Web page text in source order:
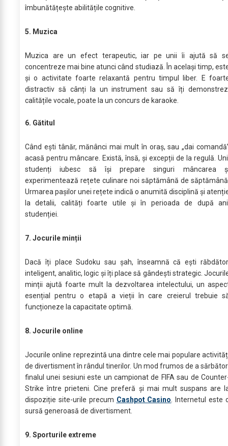
îmbunătățește abilitățile cognitive.
5. Muzica
Muzica are un efect terapeutic, iar pe unii îi ajută să
concentreze mai bine atunci când studiază. În același timp,
și o activitate foarte relaxantă pentru timpul liber. E
distractiv să cânți la un instrument sau să îți
calitățile vocale, poate la un concurs de karaoke.
6. Gătitul
Când ești tânăr, mănânci mai mult în oraș, sau „dai
acasă pentru mâncare. Există, însă, și excepții de la regulă.
studenți iubesc să își prepare singuri mâncarea
experimentează rețete culinare noi săptămână de
Urmarea pașilor unei rețete indică o anumită disciplină și
la detalii, calități foarte utile și în perioada de după
studenției.
7. Jocurile minții
Dacă îți place Sudoku sau șah, înseamnă că ești
inteligent, analitic, logic și îți place să gândești strategic.
minții ajută foarte mult la dezvoltarea intelectului, un
esențial pentru o etapă a vieții în care creierul trebuie
funcționeze la capacitate optimă.
8. Jocurile online
Jocurile online reprezintă una dintre cele mai populare
de divertisment în rândul tinerilor. Un mod frumos de a
finalul unei sesiuni este un campionat de FIFA sau de
Strike între prieteni. Cine preferă și mai mult suspans are
dispoziție site-urile precum Cashpot Casino . Internetul este
sursă generoasă de divertisment.
9. Sporturile extreme